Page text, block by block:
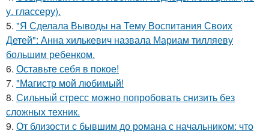
у. глассеру).
5. "Я Сделала Выводы на Тему Воспитания Своих
Детей": Анна хилькевич назвала Мариам тилляеву
большим ребенком.
6. Оставьте себя в покое!
7. "Магистр мой любимый!
8. Сильный стресс можно попробовать снизить без
сложных техник.
9. От близости с бывшим до романа с начальником: что